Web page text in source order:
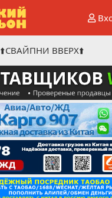
⬆️СВАЙПНИ ВВЕРХ⬆️